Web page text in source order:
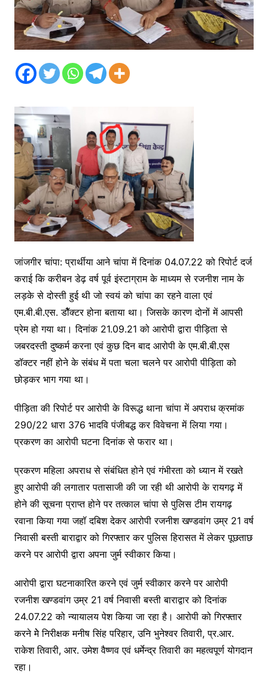
जांजगीर चांपा: प्रार्थीया आने चांपा में दिनांक 04.07.22 को रिपोर्ट दर्ज
कराई कि करीबन डेढ़ वर्ष पूर्व इंस्टाग्राम के माध्यम से रजनीश नाम के
लड़के से दोस्ती हुई थी जो स्वयं को चांपा का रहने वाला एवं
एम.बी.बी.एस. डॉैक्टर होना बताया था। जिसके कारण दोनों में आपसी
प्रेम हो गया था। दिनांक 21.09.21 को आरोपी द्वारा पीड़िता से
जबरदस्ती दुष्कर्म करना एवं कुछ दिन बाद आरोपी के एम.बी.बी.एस
डॉक्टर नहीं होने के संबंध में पता चला चलने पर आरोपी पीड़िता को
छोड़कर भाग गया था।
पीड़िता की रिपोर्ट पर आरोपी के विरूद्ध थाना चांपा में अपराध क्रमांक
290/22 धारा 376 भादवि पंजीबद्ध कर विवेचना में लिया गया।
प्रकरण का आरोपी घटना दिनांक से फरार था।
प्रकरण महिला अपराध से संबंधित होने एवं गंभीरता को ध्यान में रखते
हुए आरोपी की लगातार पतासाजी की जा रही थी आरोपी के रायगढ़ में
होने की सूचना प्राप्त होने पर तत्काल चांपा से पुलिस टीम रायगढ़
रवाना किया गया जहॉ दबिश देकर आरोपी रजनीश खण्डवांग उम्र 21 वर्ष
निवासी बस्ती बाराद्वार को गिरफ्तार कर पुलिस हिरासत में लेकर पूछताछ
करने पर आरोपी द्वारा अपना जुर्म स्वीकार किया।
आरोपी द्वारा घटनाकारित करने एवं जुर्म स्वीकार करने पर आरोपी
रजनीश खण्डवांग उम्र 21 वर्ष निवासी बस्ती बाराद्वार को दिनांक
24.07.22 को न्यायालय पेश किया जा रहा है। आरोपी को गिरफ्तार
करने मेे निरीक्षक मनीष सिंह परिहार, उनि भुनेश्वर तिवारी, प्र.आर.
राकेश तिवारी, आर. उमेश वैष्णव एवं धर्मेन्द्र तिवारी का महत्वपूर्ण योगदान
रहा।